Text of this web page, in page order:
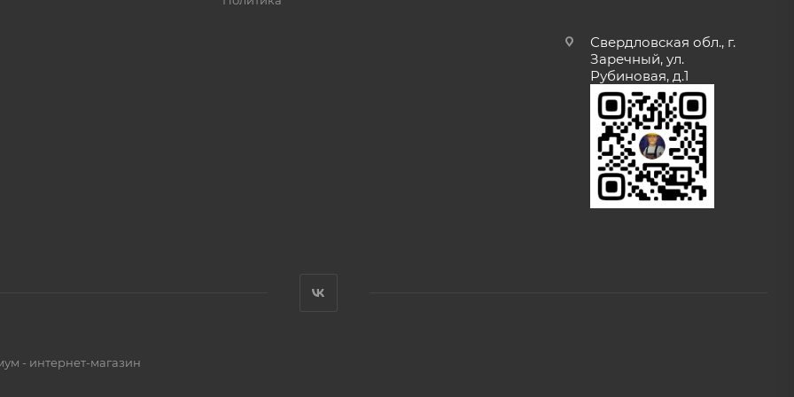
Свердловская обл., г.
Заречный, ул.
Рубиновая, д.1
- интернет-магазин